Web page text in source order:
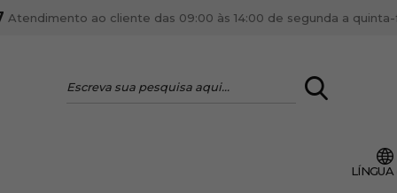
LOGIN
Atendimento ao cliente das 09:00 às 14:00 de segunda a
LÍNGUA